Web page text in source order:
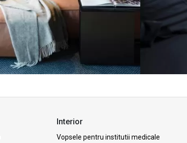
Interior
Vopsele pentru institutii medicale